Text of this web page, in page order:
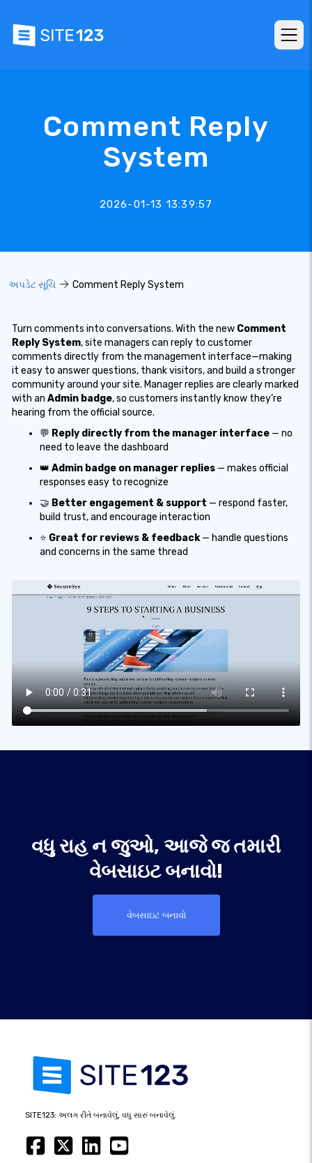
Comment Reply
System
2026-01-13 13:39:57
અપડેટ સૂચિ Comment Reply System
Turn comments into conversations. With the new Comment
Reply System, site managers can reply to customer
comments directly from the management interface—making
it easy to answer questions, thank visitors, and build a stronger
community around your site. Manager replies are clearly marked
with an Admin badge, so customers instantly know they’re
hearing from the official source.
💬 Reply directly from the manager interface — no
need to leave the dashboard
👑 Admin badge on manager replies — makes official
responses easy to recognize
🤝 Better engagement & support — respond faster,
build trust, and encourage interaction
⭐ Great for reviews & feedback— handle questions
and concerns in the same thread
વધુ રાહ ન જુઓ, આજે જ તમારી
વેબસાઇટ બનાવો!
વેબસાઇટ બનાવો
SITE123: અલગ રીતે બનાવેલું, વધુ સારું બનાવેલું.